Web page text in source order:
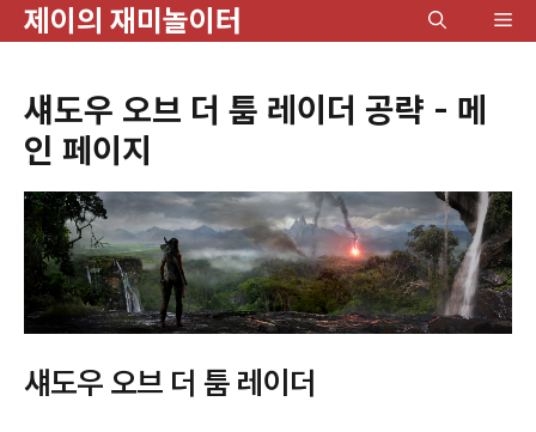
제이의 재미놀이터
메
섀도우 오브 더 툼 레이더 공략 - 메
인 페이지
섀도우 오브 더 툼 레이더